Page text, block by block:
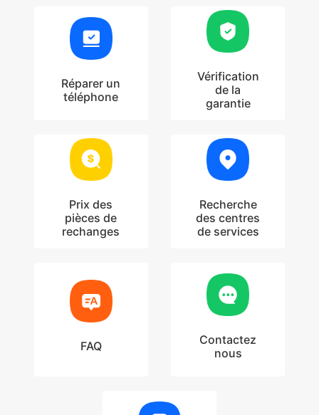
Réparer un
téléphone
Vérification
de la
garantie
Prix des
pièces de
rechanges
Recherche
des centres
de services
FAQ
Contactez
nous